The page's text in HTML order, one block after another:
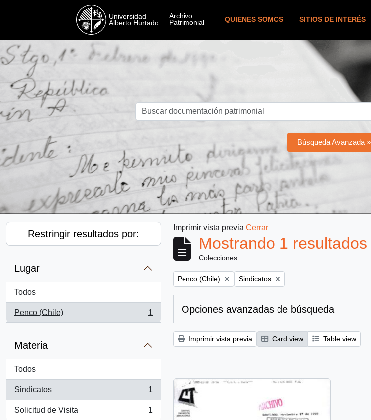
QUIENES SOMOS SITIOS DE INTERÉS
Búsqueda Avanzada »
Restringir resultados por:
Lugar
Todos
Penco (Chile)
, 1 resultados
1
Materia
Todos
Sindicatos
, 1 resultados
1
Solicitud de Visita
, 1 resultados
1
Imprimir vista previa Cerrar
Mostrando 1 resultados
Colecciones
Remove filter:
Penco (Chile) Remove filter:
Sindicatos
Opciones avanzadas de búsqueda
Imprimir vista previa Card view Table view